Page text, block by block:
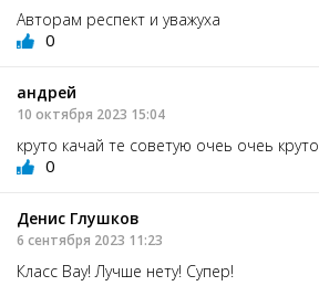
Авторам респект и уважуха
0
андрей
10 октября 2023 15:04
круто качай те советую очеь очеь круто
0
Денис Глушков
6 сентября 2023 11:23
Класс Вау! Лучше нету! Супер!